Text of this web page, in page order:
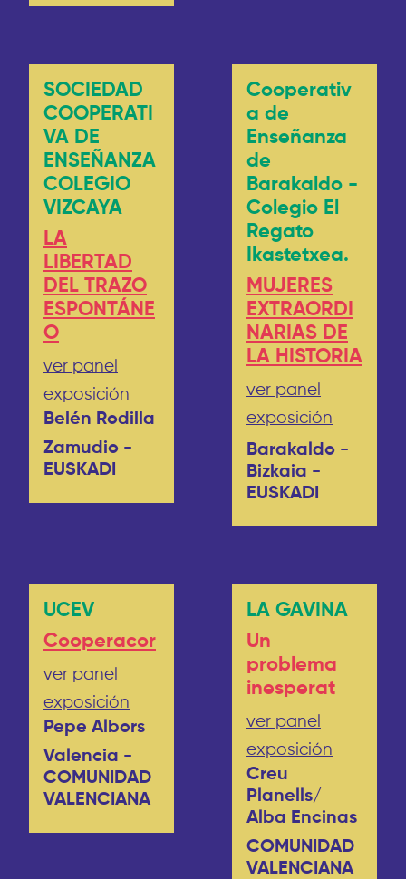
SOCIEDAD
COOPERATI
VA DE
ENSEÑANZA
COLEGIO
VIZCAYA
LA
LIBERTAD
DEL TRAZO
ESPONTÁNE
O
ver panel
exposición
Belén Rodilla
Zamudio -
EUSKADI
Cooperativ
a de
Enseñanza
de
Barakaldo -
Colegio El
Regato
Ikastetxea.
MUJERES
EXTRAORDI
NARIAS DE
LA HISTORIA
ver panel
exposición
Barakaldo -
Bizkaia -
EUSKADI
UCEV
Cooperacor
ver panel
exposición
Pepe Albors
Valencia -
COMUNIDAD
VALENCIANA
LA GAVINA
Un
problema
inesperat
ver panel
exposición
Creu
Planells/
Alba Encinas
COMUNIDAD
VALENCIANA